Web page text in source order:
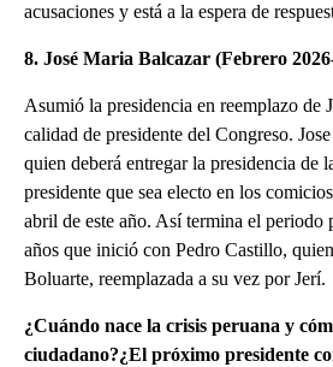
acusaciones y está a la espera de
8. José Maria Balcazar (Febrero
Asumió la presidencia en reemplazo de
calidad de presidente del Congreso.
quien deberá entregar la presidencia de
presidente que sea electo en los
abril de este año. Así termina el periodo
años que inició con Pedro Castillo,
Boluarte, reemplazada a su vez por Jerí.
¿Cuándo nace la crisis peruana y
ciudadano?¿El próximo presidente